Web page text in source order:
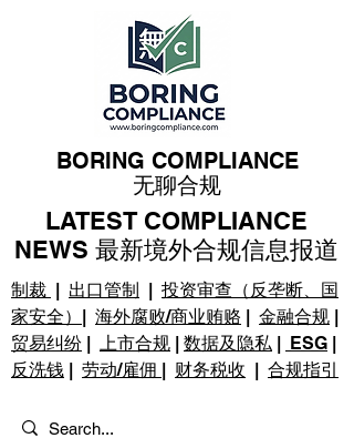
制裁 | 出口管制 | 投资审查（反垄断、国
家安全） | 海外腐败/商业贿赂 | 金融合规 |
贸易纠纷 | 上市合规 | 数据及隐私 | ESG |
反洗钱 | 劳动/雇佣 | 财务税收 | 合规指引
BORING COMPLIANCE
无聊合规
LATEST COMPLIANCE
NEWS 最新境外合规信息报道